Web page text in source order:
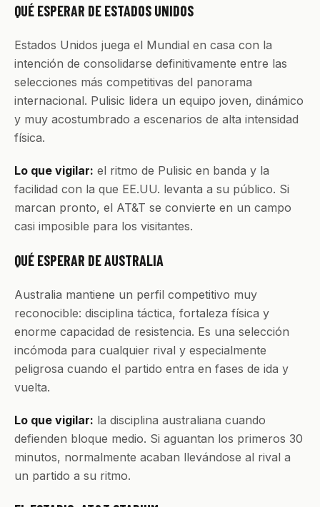
QUÉ ESPERAR DE ESTADOS UNIDOS
Estados Unidos juega el Mundial en casa con la
intención de consolidarse definitivamente entre las
selecciones más competitivas del panorama
internacional. Pulisic lidera un equipo joven, dinámico
y muy acostumbrado a escenarios de alta intensidad
física.
Lo que vigilar: el ritmo de Pulisic en banda y la
facilidad con la que EE.UU. levanta a su público. Si
marcan pronto, el AT&T se convierte en un campo
casi imposible para los visitantes.
QUÉ ESPERAR DE AUSTRALIA
Australia mantiene un perfil competitivo muy
reconocible: disciplina táctica, fortaleza física y
enorme capacidad de resistencia. Es una selección
incómoda para cualquier rival y especialmente
peligrosa cuando el partido entra en fases de ida y
vuelta.
Lo que vigilar: la disciplina australiana cuando
defienden bloque medio. Si aguantan los primeros 30
minutos, normalmente acaban llevándose al rival a
un partido a su ritmo.